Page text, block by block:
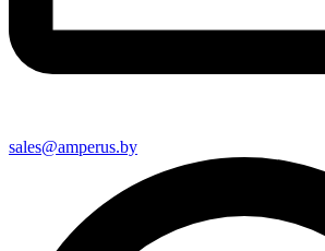
sales@amperus.by